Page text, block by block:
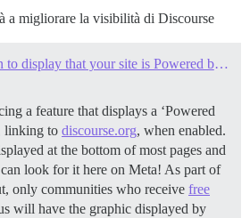
a migliorare la visibilità di Discourse
New feature: Opt-in to display that your site is Powered by Discourse
a feature that displays a ‘Powered
linking to discourse.org, when enabled.
at the bottom of most pages and
look for it here on Meta! As part of
only communities who receive free
will have the graphic displayed by